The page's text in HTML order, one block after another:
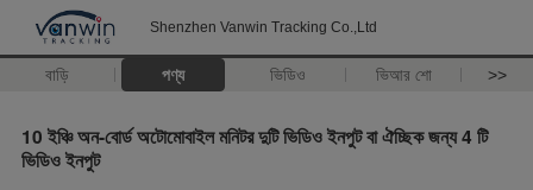
Shenzhen Vanwin Tracking Co.,Ltd
বাড়ি পণ্য ভিডিও ভিআর শো >>
10 ইঞ্চি অন-বোর্ড অটোমোবাইল মনিটর দুটি ভিডিও ইনপুট বা ঐচ্ছিক জন্য 4 টি
ভিডিও ইনপুট